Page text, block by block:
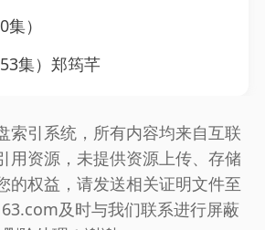
）
集）郑筠芊
索引系统，所有内容均来自互联
用资源，未提供资源上传、存储
的权益，请发送相关证明文件至
及时与我们联系进行屏蔽